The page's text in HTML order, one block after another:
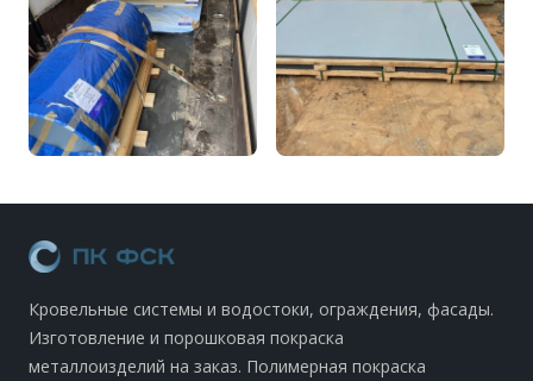
Кровельные системы и водостоки, ограждения, фасады.
Изготовление и порошковая покраска
металлоизделий на заказ. Полимерная покраска